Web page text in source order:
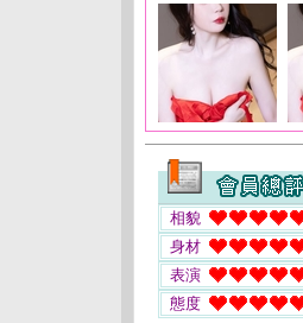
相貌
身材
表演
態度